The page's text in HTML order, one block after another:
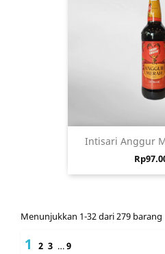
Intisari Anggur
Harga
Menunjukkan 1-32 dari 279 barang
1 2 3 …9